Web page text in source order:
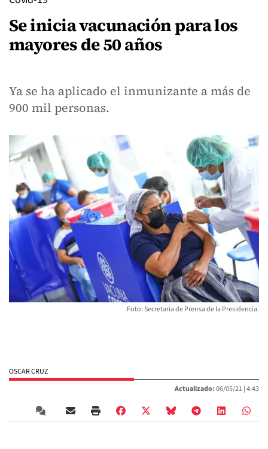
Se inicia vacunación para los
mayores de 50 años
Ya se ha aplicado el inmunizante a más de
900 mil personas.
Foto: Secretaría de Prensa de la Presidencia.
OSCAR CRUZ
Actualizado:06/05/21 |4:43